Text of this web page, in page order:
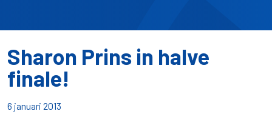
Sharon Prins in halve
finale!
6 januari 2013